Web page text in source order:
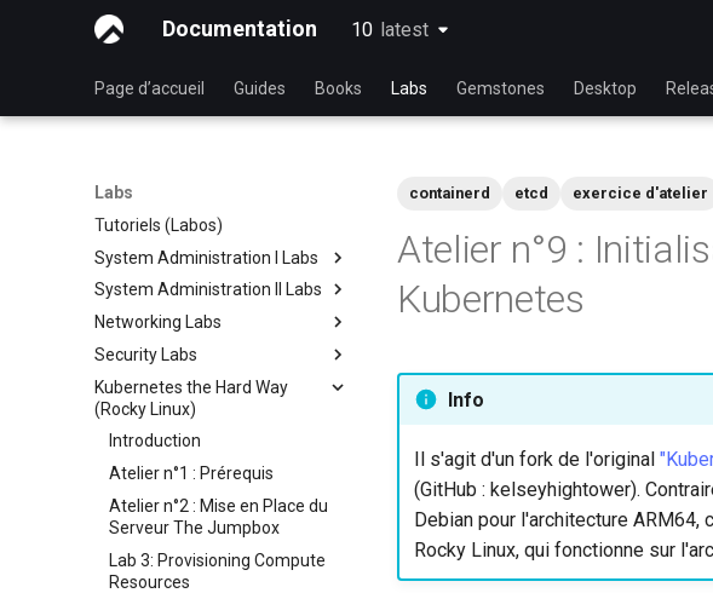
Documentation 10 latest
latest
Page d’accueil Guides Books Labs Gemstones Desktop
Labs
Tutoriels (Labos)
System Administration I Labs
Lab 3 - Common System
Utilities
Lab 5 - Networking Essentials
Lab 6 - User and group
management
Lab 7: Managing and installing
software
Lab 8: System and process
monitoring
System Administration II Labs
Lab 3: Boot and startup
processes
Lab 4: Advanced System and
process monitoring
Lab 6: The File system
Lab 7: The Linux kernel
Networking Labs
Lab 5: NFS
Lab 8: Samba
Security Labs
Liste des Ateliers
Introduction
Lab 3 - Auditing the System
Lab 8: iptables
Lab 9: Cryptography
Kubernetes the Hard Way
(Rocky Linux)
Introduction
Atelier n°1 : Prérequis
Atelier n°2 : Mise en Place du
Serveur The Jumpbox
Lab 3: Provisioning Compute
Resources
containerd etcd exercice d'atelier
Atelier n°9 :
Kubernetes
Info
Il s'agit d'un fork de l'original
(GitHub : kelseyhightower).
Debian pour l'architecture
Rocky Linux, qui fonctionne sur